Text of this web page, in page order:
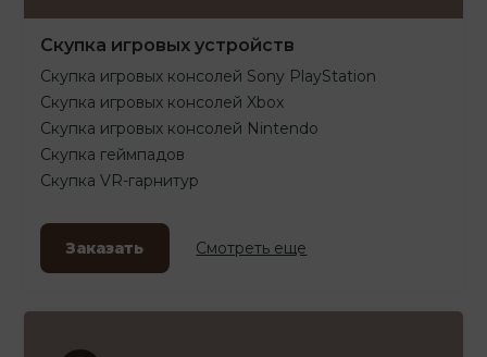
Скупка игровых устройств
Скупка игровых консолей Sony PlayStation
Скупка игровых консолей Xbox
Скупка игровых консолей Nintendo
Скупка геймпадов
Скупка VR-гарнитур
Заказать Смотреть еще